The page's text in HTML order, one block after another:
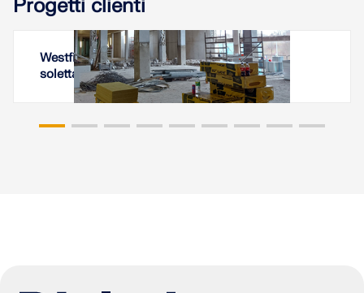
Progetti clienti
Westfield Černý Most - Rafforzamento della
soletta del parcheggio